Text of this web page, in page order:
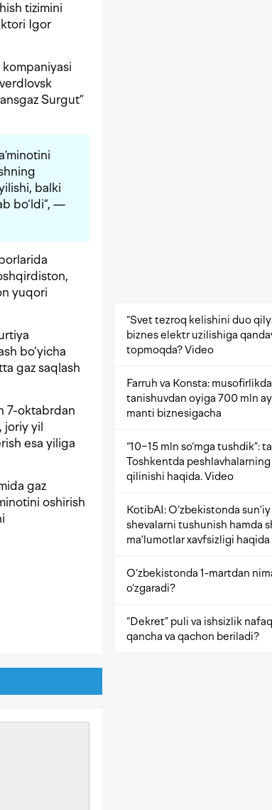
tizimini
Igor
Surgut”
balki
bo‘ldi”, —
yuqori
bo‘yicha
gaz saqlash
7-oktabrdan
joriy yil
esa yiliga
gaz
oshirish
“Svet tezroq kelishini duo
biznes elektr uzilishiga
topmoqda? Video
Farruh va Konsta:
tanishuvdan oyiga 700 mln
manti biznesigacha
“10−15 mln so‘mga tushdik”:
Toshkentda
qilinishi haqida. Video
KotibAI: O‘zbekistonda
shevalarni tushunish hamda
ma’lumotlar xavfsizligi haqida
O‘zbekistonda 1-martdan
o‘zgaradi?
“Dekret” puli va ishsizlik
qancha va qachon beriladi?